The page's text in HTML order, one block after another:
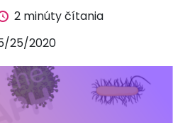
2 minúty čítania
25/2020